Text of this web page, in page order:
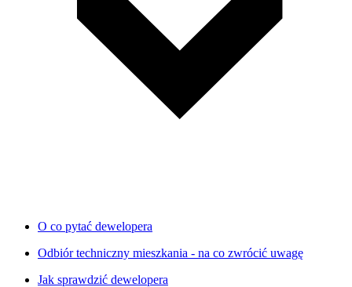
O co pytać dewelopera
Odbiór techniczny mieszkania - na co zwrócić uwagę
Jak sprawdzić dewelopera